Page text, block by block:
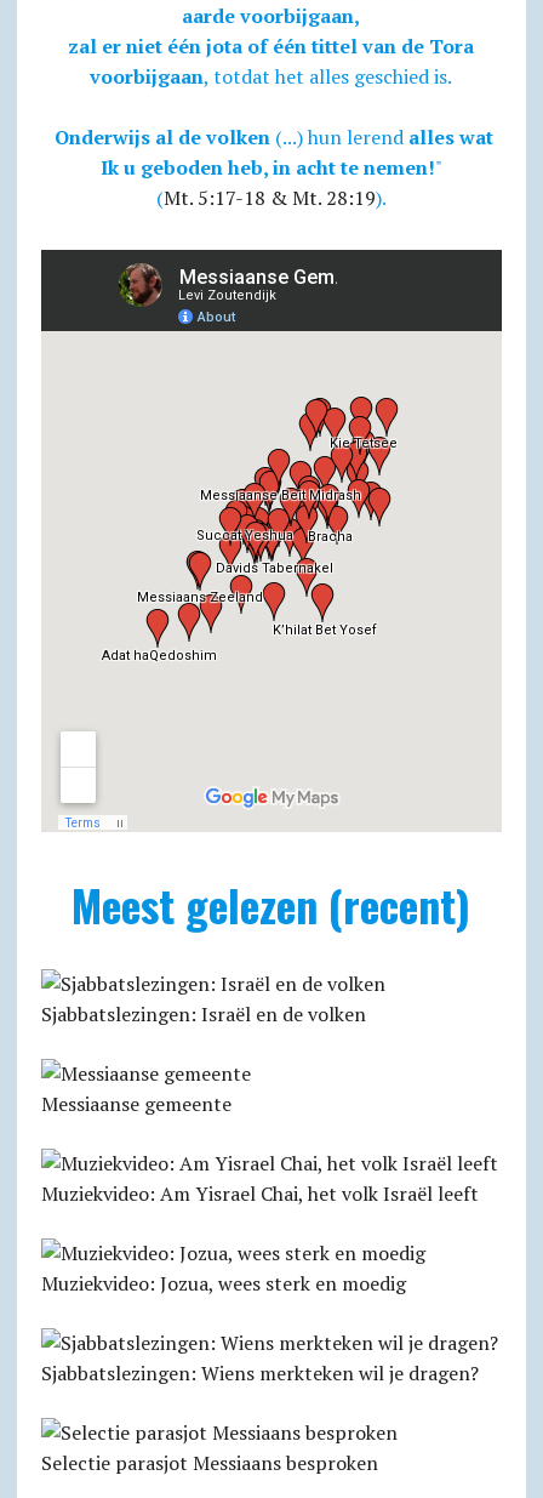
aarde voorbijgaan,
zal er niet één jota of één tittel van de Tora
voorbijgaan, totdat het alles geschied is.
Onderwijs al de volken(...) hun lerend alles wat
Ik u geboden heb, in acht te nemen!"
(Mt. 5:17-18 & Mt. 28:19).
Meest gelezen (recent)
Sjabbatslezingen: Israël en de volken
Messiaanse gemeente
Muziekvideo: Am Yisrael Chai, het volk Israël leeft
Muziekvideo: Jozua, wees sterk en moedig
Sjabbatslezingen: Wiens merkteken wil je dragen?
Selectie parasjot Messiaans besproken